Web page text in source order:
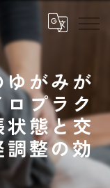
ゆがみが
プラク
状態と交
調整の効